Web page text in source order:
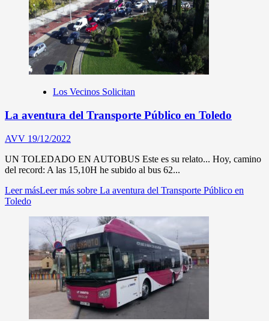
Los Vecinos Solicitan
La aventura del Transporte Público en Toledo
AVV 19/12/2022
UN TOLEDADO EN AUTOBUS Este es su relato... Hoy, camino
del record: A las 15,10H he subido al bus 62...
Leer másLeer más sobre La aventura del Transporte Público en
Toledo